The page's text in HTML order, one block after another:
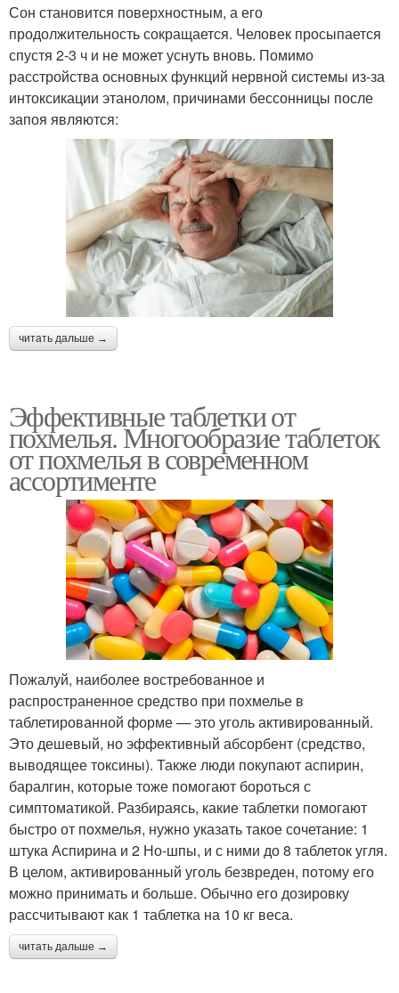
Сон становится поверхностным, а его
продолжительность сокращается. Человек просыпается
спустя 2-3 ч и не может уснуть вновь. Помимо
расстройства основных функций нервной системы из-за
интоксикации этанолом, причинами бессонницы после
запоя являются:
читать дальше →
Эффективные таблетки от
похмелья. Многообразие таблеток
от похмелья в современном
ассортименте
Пожалуй, наиболее востребованное и
распространенное средство при похмелье в
таблетированной форме — это уголь активированный.
Это дешевый, но эффективный абсорбент (средство,
выводящее токсины). Также люди покупают аспирин,
баралгин, которые тоже помогают бороться с
симптоматикой. Разбираясь, какие таблетки помогают
быстро от похмелья, нужно указать такое сочетание: 1
штука Аспирина и 2 Но-шпы, и с ними до 8 таблеток угля.
В целом, активированный уголь безвреден, потому его
можно принимать и больше. Обычно его дозировку
рассчитывают как 1 таблетка на 10 кг веса.
читать дальше →